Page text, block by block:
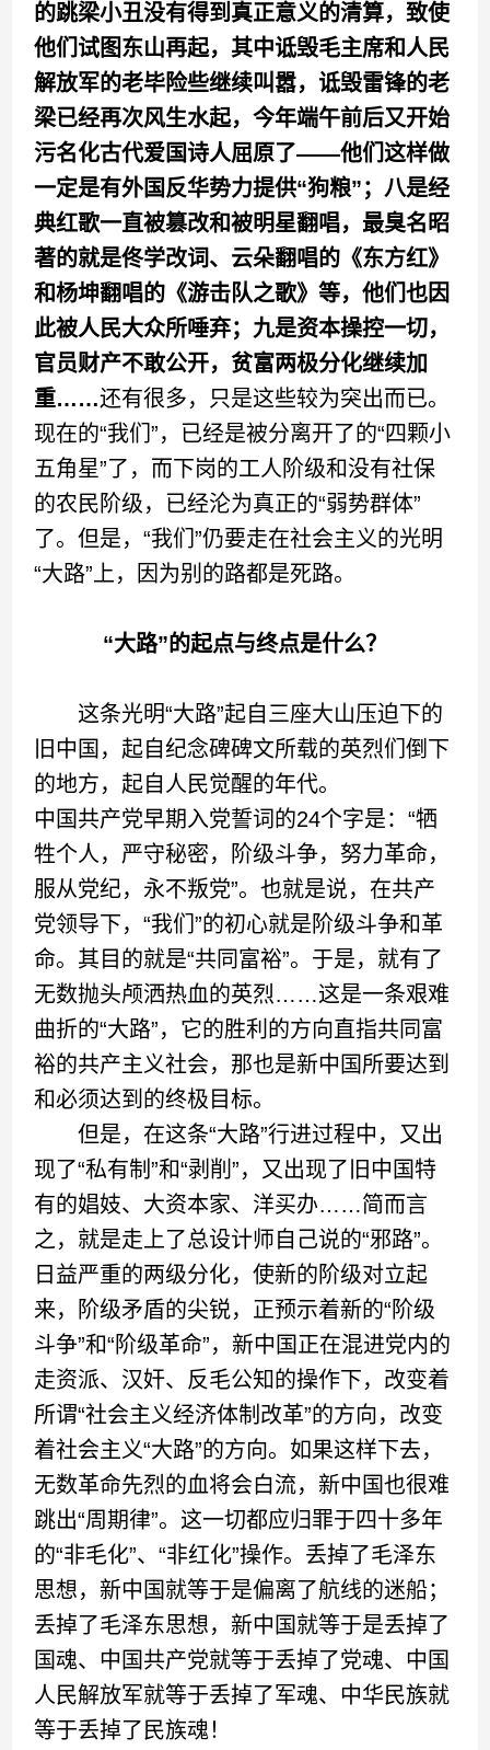
的跳梁小丑没有得到真正意义的清算，致使
他们试图东山再起，其中诋毁毛主席和人民
解放军的老毕险些继续叫嚣，诋毁雷锋的老
梁已经再次风生水起，今年端午前后又开始
污名化古代爱国诗人屈原了——他们这样做
一定是有外国反华势力提供“狗粮”；八是经
典红歌一直被篡改和被明星翻唱，最臭名昭
著的就是佟学改词、云朵翻唱的《东方红》
和杨坤翻唱的《游击队之歌》等，他们也因
此被人民大众所唾弃；九是资本操控一切，
官员财产不敢公开，贫富两极分化继续加
重……还有很多，只是这些较为突出而已。
现在的“我们”，已经是被分离开了的“四颗小
五角星”了，而下岗的工人阶级和没有社保
的农民阶级，已经沦为真正的“弱势群体”
了。但是，“我们”仍要走在社会主义的光明
“大路”上，因为别的路都是死路。
“大路”的起点与终点是什么？
这条光明“大路”起自三座大山压迫下的
旧中国，起自纪念碑碑文所载的英烈们倒下
的地方，起自人民觉醒的年代。
中国共产党早期入党誓词的24个字是：“牺
牲个人，严守秘密，阶级斗争，努力革命，
服从党纪，永不叛党”。也就是说，在共产
党领导下，“我们”的初心就是阶级斗争和革
命。其目的就是“共同富裕”。于是，就有了
无数抛头颅洒热血的英烈……这是一条艰难
曲折的“大路”，它的胜利的方向直指共同富
裕的共产主义社会，那也是新中国所要达到
和必须达到的终极目标。
但是，在这条“大路”行进过程中，又出
现了“私有制”和“剥削”，又出现了旧中国特
有的娼妓、大资本家、洋买办……简而言
之，就是走上了总设计师自己说的“邪路”。
日益严重的两级分化，使新的阶级对立起
来，阶级矛盾的尖锐，正预示着新的“阶级
斗争”和“阶级革命”，新中国正在混进党内的
走资派、汉奸、反毛公知的操作下，改变着
所谓“社会主义经济体制改革”的方向，改变
着社会主义“大路”的方向。如果这样下去，
无数革命先烈的血将会白流，新中国也很难
跳出“周期律”。这一切都应归罪于四十多年
的“非毛化”、“非红化”操作。丢掉了毛泽东
思想，新中国就等于是偏离了航线的迷船；
丢掉了毛泽东思想，新中国就等于是丢掉了
国魂、中国共产党就等于丢掉了党魂、中国
人民解放军就等于丢掉了军魂、中华民族就
等于丢掉了民族魂！